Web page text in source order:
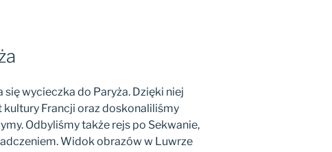
się wycieczka do Paryża. Dzięki niej
Francji oraz doskonaliliśmy
Odbyliśmy także rejs po Sekwanie,
Widok obrazów w Luwrze